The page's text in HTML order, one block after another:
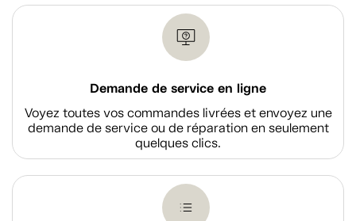
Demande de service en ligne
Voyez toutes vos commandes livrées et envoyez une
demande de service ou de réparation en seulement
quelques clics.